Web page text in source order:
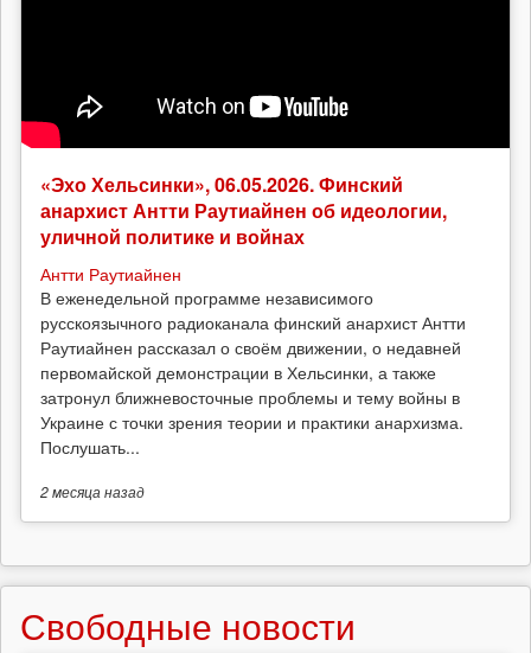
«Эхо Хельсинки», 06.05.2026. Финский
анархист Антти Раутиайнен об идеологии,
уличной политике и войнах
Антти Раутиайнен
В еженедельной программе независимого
русскоязычного радиоканала финский анархист Антти
Раутиайнен рассказал о своём движении, о недавней
первомайской демонстрации в Хельсинки, а также
затронул ближневосточные проблемы и тему войны в
Украине с точки зрения теории и практики анархизма.
Послушать...
2 месяцаназад
Свободные новости